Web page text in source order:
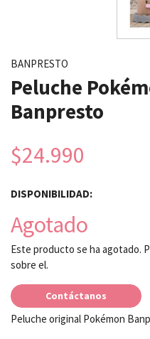
BANPRESTO
Peluche
Banpresto
$24.990
DISPONIBILIDAD:
Agotado
Este producto se ha agotado.
sobre el.
Contáctanos
Peluche original Pokémon